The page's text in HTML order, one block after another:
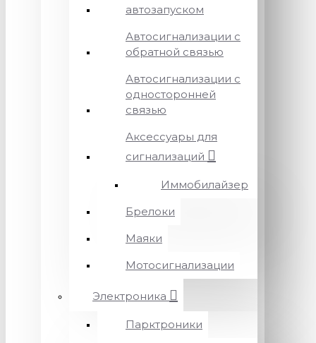
автозапуском
Автосигнализации с
обратной связью
Автосигнализации с
односторонней
связью
Аксессуары для
сигнализаций
Иммобилайзер
Брелоки
Маяки
Мотосигнализации
Электроника
Парктроники